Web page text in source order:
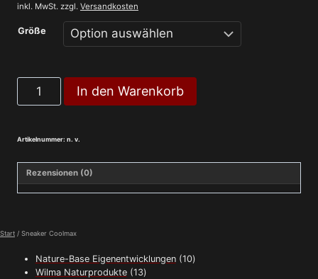
inkl. MwSt. zzgl. Versandkosten
Größe
Coolmax
In den Warenkorb
Artikelnummer: n. v.
Rezensionen (0)
Start / Sneaker Coolmax
Nature-Base Eigenentwicklungen 1010
Wilma Naturprodukte 1313